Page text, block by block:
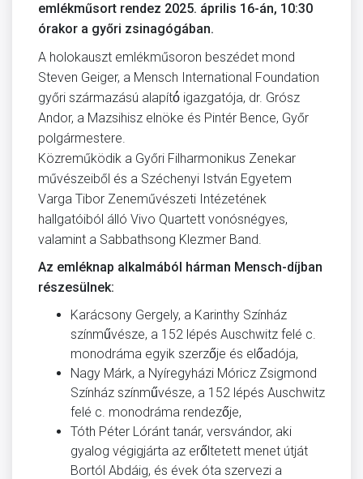
emlékműsort rendez 2025. április 16-án, 10:30
órakor a győri zsinagógában.
A holokauszt emlékműsoron beszédet mond
Steven Geiger, a Mensch International Foundation
győri származású alapító́ igazgatója, dr. Grósz
Andor, a Mazsihisz elnöke és Pintér Bence, Győr
polgármestere.
Közreműködik a Győri Filharmonikus Zenekar
művészeiből és a Széchenyi István Egyetem
Varga Tibor Zeneművészeti Intézetének
hallgatóiból álló Vivo Quartett vonósnégyes,
valamint a Sabbathsong Klezmer Band.
Az emléknap alkalmából hárman Mensch-díjban
részesülnek:
Karácsony Gergely, a Karinthy Színház
színművésze, a 152 lépés Auschwitz felé c.
monodráma egyik szerzője és előadója,
Nagy Márk, a Nyíregyházi Móricz Zsigmond
Színház színművésze, a 152 lépés Auschwitz
felé c. monodráma rendezője,
Tóth Péter Lóránt tanár, versvándor, aki
gyalog végigjárta az erőltetett menet útját
Bortól Abdáig, és évek óta szervezi a